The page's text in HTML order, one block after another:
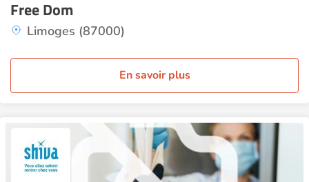
Free Dom
Limoges (87000)
En savoir plus